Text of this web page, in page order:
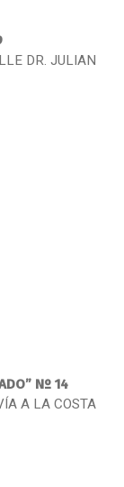
DR. JULIAN
Nº 14
A LA COSTA